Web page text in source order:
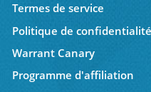
Termes de service
Politique de confidentialité
Warrant Canary
Programme d'affiliation